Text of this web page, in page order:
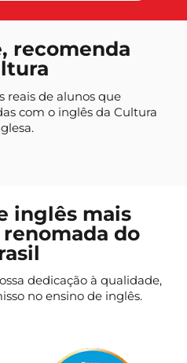
recomenda
reais de alunos que
com o inglês da Cultura
inglês mais
do
dedicação à qualidade,
no ensino de inglês.